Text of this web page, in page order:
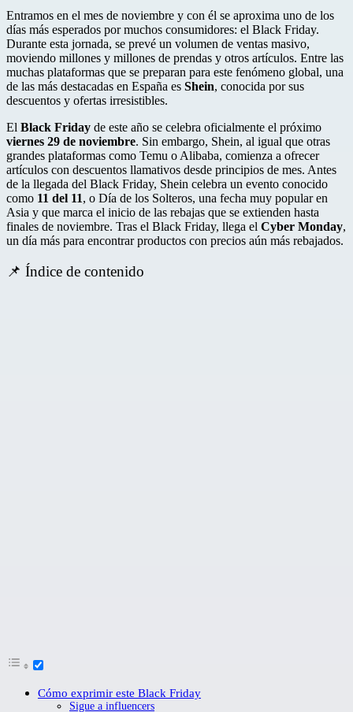
Pinterest
Entramos en el mes de noviembre y con él se aproxima uno de los
días más esperados por muchos consumidores: el Black Friday.
Durante esta jornada, se prevé un volumen de ventas masivo,
moviendo millones y millones de prendas y otros artículos. Entre las
muchas plataformas que se preparan para este fenómeno global, una
de las más destacadas en España es Shein, conocida por sus
descuentos y ofertas irresistibles.
El Black Friday de este año se celebra oficialmente el próximo
viernes 29 de noviembre. Sin embargo, Shein, al igual que otras
grandes plataformas como Temu o Alibaba, comienza a ofrecer
artículos con descuentos llamativos desde principios de mes. Antes
de la llegada del Black Friday, Shein celebra un evento conocido
como 11 del 11, o Día de los Solteros, una fecha muy popular en
Asia y que marca el inicio de las rebajas que se extienden hasta
finales de noviembre. Tras el Black Friday, llega el Cyber Monday,
un día más para encontrar productos con precios aún más rebajados.
📌 Índice de contenido
Cómo exprimir este Black Friday
Sigue a influencers